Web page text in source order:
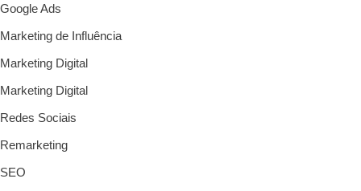
Google Ads
Marketing de Influência
Marketing Digital
Marketing Digital
Redes Sociais
Remarketing
SEO